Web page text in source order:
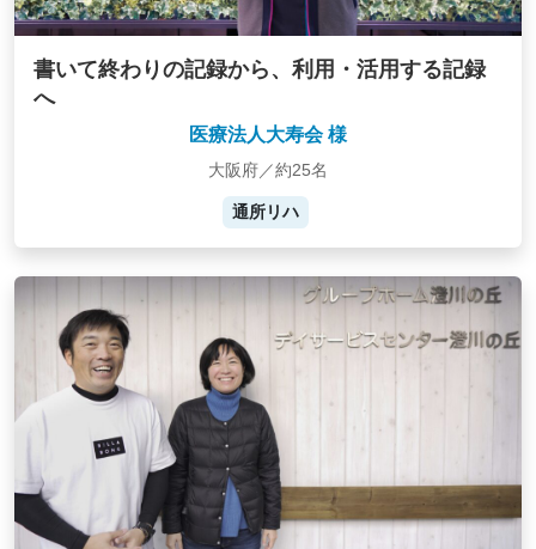
書いて終わりの記録から、利用・活用する記録
へ
医療法人大寿会 様
大阪府／約25名
通所リハ